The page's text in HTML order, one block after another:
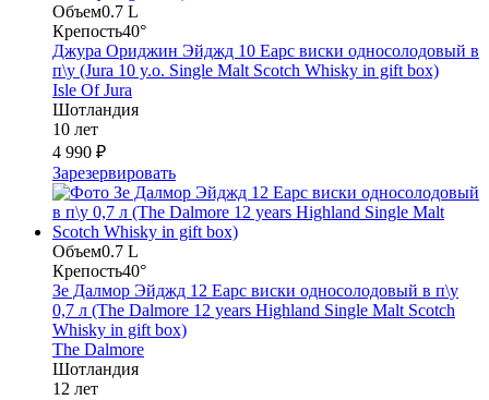
Объем0.7 L
Крепость40°
Джура Ориджин Эйджд 10 Еарс виски односолодовый в
п\у (Jura 10 y.o. Single Malt Scotch Whisky in gift box)
Isle Of Jura
Шотландия
10 лет
4 990 ₽
Зарезервировать
Объем0.7 L
Крепость40°
Зе Далмор Эйджд 12 Еарс виски односолодовый в п\у
0,7 л (The Dalmore 12 years Highland Single Malt Scotch
Whisky in gift box)
The Dalmore
Шотландия
12 лет